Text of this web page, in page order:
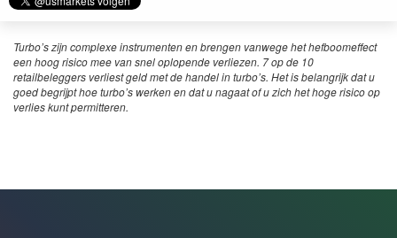
Turbo’s zijn complexe instrumenten en brengen vanwege het hefboomeffect
een hoog risico mee van snel oplopende verliezen. 7 op de 10
retailbeleggers verliest geld met de handel in turbo’s. Het is belangrijk dat u
goed begrijpt hoe turbo’s werken en dat u nagaat of u zich het hoge risico op
verlies kunt permitteren.